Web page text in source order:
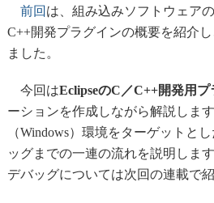
前回 は、組み込みソフトウェア
C++開発プラグインの概要を紹介
ました。
今回はEclipseのC／C++開発用
ーションを作成しながら解説しま
（Windows）環境をターゲットと
ッグまでの一連の流れを説明しま
デバッグについては次回の連載で